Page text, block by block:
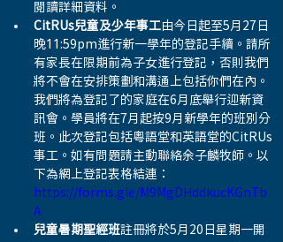
閱讀詳細資料。
CitRUs兒童及少年事工由今日起至5月27日
晚11:59pm進行新一學年的登記手續。請所
有家長在限期前為子女進行登記，否則我們
將不會在安排策劃和溝通上包括你們在內。
我們將為登記了的家庭在6月底舉行迎新資
訊會。學員將在7月起按9月新學年的班別分
班。此次登記包括粵語堂和英語堂的CitRUs
事工。如有問題請主動聯絡余子麟牧師。以
下為網上登記表格結連：
https://forms.gle/M9MgDHddkucKGnTb
A
兒童暑期聖經班註冊將於5月20日星期一開